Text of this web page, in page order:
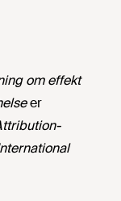
om effekt
er